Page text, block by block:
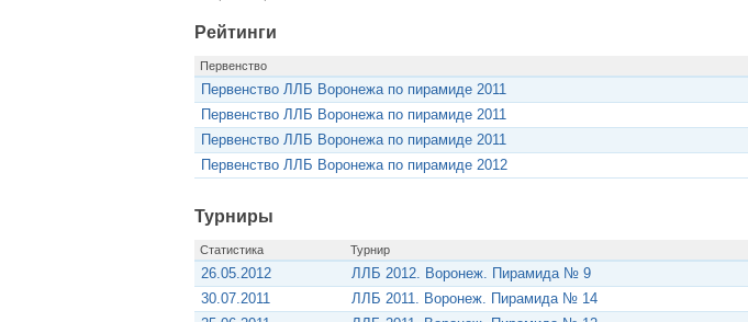
Рейтинги
Первенство
Первенство ЛЛБ Воронежа по пирамиде 2011
Первенство ЛЛБ Воронежа по пирамиде 2011
Первенство ЛЛБ Воронежа по пирамиде 2011
Первенство ЛЛБ Воронежа по пирамиде 2012
Турниры
Статистика Турнир
26.05.2012 ЛЛБ 2012. Воронеж. Пирамида № 9
30.07.2011
ЛЛБ 2011. Воронеж. Пирамида № 14